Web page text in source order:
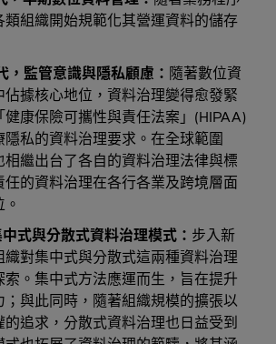
類組織開始規範化其營運資料的儲存
，監管意識與隱私顧慮： 隨著數位資
佔據核心地位，資料治理變得愈發緊
康保險可攜性與責任法案」(HIPAA)
隱私的資料治理要求。在全球範圍
相繼出台了各自的資料治理法律與標
任的資料治理在各行各業及跨境層面
式與分散式資料治理模式： 步入新
織對集中式與分散式這兩種資料治理
索。集中式方法應運而生，旨在提升
；與此同時，隨著組織規模的擴張以
的追求，分散式資料治理也日益受到